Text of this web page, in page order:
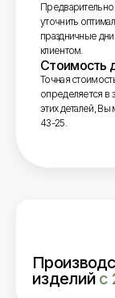
уточнить
праздничные
клиентом.
Стоимость
Точная
определяется в
этих деталей,
43-25.
изделий с